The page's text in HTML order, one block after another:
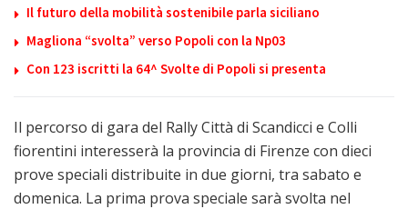
Il futuro della mobilità sostenibile parla siciliano
Magliona “svolta” verso Popoli con la Np03
Con 123 iscritti la 64^ Svolte di Popoli si presenta
Il percorso di gara del Rally Città di Scandicci e Colli
fiorentini interesserà la provincia di Firenze con dieci
prove speciali distribuite in due giorni, tra sabato e
domenica. La prima prova speciale sarà svolta nel